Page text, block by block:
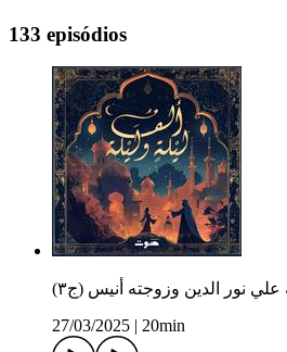
133 episódios
نور الدين وزوجته أنيس (ج٣)
27/03/2025
20min